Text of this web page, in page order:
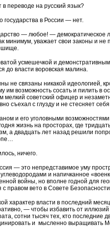
в переводе на русский язык?
государства в России — нет.
— любое! — демократическое
минимум, уважает свои законы и не
усмешечкой и
до власти воровская малина.
не связаны никакой идеологией,
им возможность сосать и пилить в
мелкий советский офицер и
съехал с глузду и не стесняет
и его уголовными
жизнь на просторах, где
а двадцать лет назад решили
ничего.
— это непредставимое уму
и напичканное
войны, но вполне годной для
с правом вето в Совете
характер власти в последний
— чтобы избавить от
сотни тысяч тех, кто последние
и мысленно выращивать